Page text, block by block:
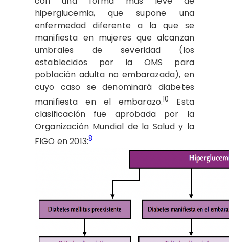
hiperglucemia, que supone una
enfermedad diferente a la que se
manifiesta en mujeres que alcanzan
umbrales de severidad (los
establecidos por la OMS para
población adulta no embarazada), en
cuyo caso se denominará diabetes
manifiesta en el embarazo.10
Esta
clasificación fue aprobada por la
Organización Mundial de la Salud y la
FIGO en 2013:8